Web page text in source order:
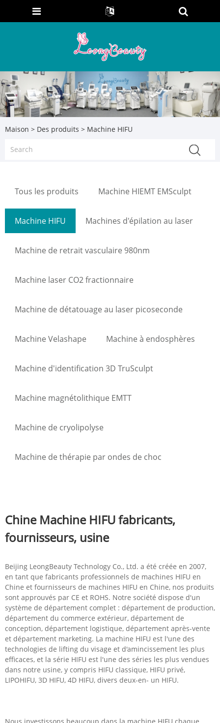
Maison > Des produits > Machine HIFU
Tous les produits Machine HIEMT EMSculpt
Machine HIFU Machines d'épilation au laser
Machine de retrait vasculaire 980nm
Machine laser CO2 fractionnaire
Machine de détatouage au laser picoseconde
Machine Velashape Machine à endosphères
Machine d'identification 3D TruSculpt
Machine magnétolithique EMTT
Machine de cryolipolyse
Machine de thérapie par ondes de choc
Chine Machine HIFU fabricants,
fournisseurs, usine
Beijing LeongBeauty Technology Co., Ltd. a été créée en 2007,
en tant que fabricants professionnels de machines HIFU en
Chine et fournisseurs de machines HIFU en Chine, nos produits
sont approuvés par CE et ROHS. Notre société dispose d'un
système de département complet : département de production,
département du commerce extérieur, département de
conception, département logistique, département après-vente
et département marketing. La machine HIFU est l'une des
technologies de lifting du visage et d'amincissement les plus
efficaces, et la série HIFU est l'une des séries les plus vendues
dans notre usine, y compris HIFU classique, HIFU privé,
LIPOHIFU, 3D HIFU, 4D HIFU, divers deux-en- un HIFU.